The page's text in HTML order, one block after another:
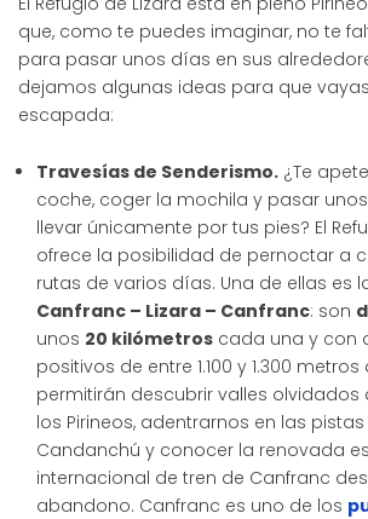
que, como te puedes imaginar, no te
para pasar unos días en sus
dejamos algunas ideas para que
escapada:
Travesías de Senderismo. ¿Te
coche, coger la mochila y pasar
llevar únicamente por tus pies? El
ofrece la posibilidad de pernoctar a
rutas de varios días. Una de ellas es
Canfranc – Lizara – Canfranc: son
unos 20 kilómetros cada una y con
positivos de entre 1.100 y 1.300
permitirán descubrir valles olvidados
los Pirineos, adentrarnos en las
Candanchú y conocer la renovada
internacional de tren de Canfranc
abandono. Canfranc es uno de los